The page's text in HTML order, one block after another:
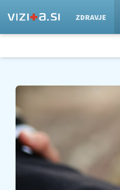
ZDRAVJE